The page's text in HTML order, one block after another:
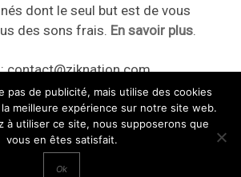
dont le seul but est de vous
des sons frais. En savoir plus.
:contact@ziknation.com
pas de publicité, mais utilise des cookies
meilleure expérience sur notre site web.
à utiliser ce site, nous supposerons que
vous en êtes satisfait.
Ok